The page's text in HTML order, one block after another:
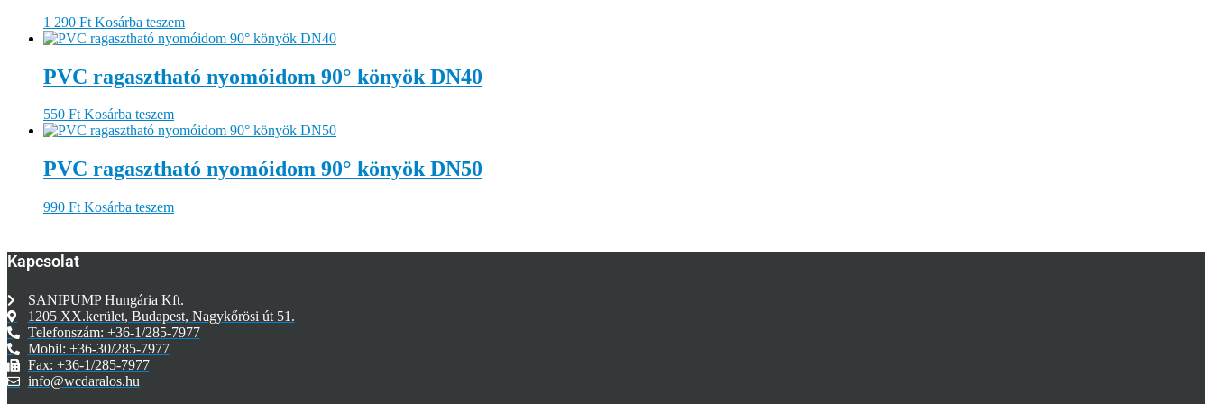
1 290 Ft Kosárba teszem
PVC ragasztható nyomóidom 90° könyök DN40
550 Ft Kosárba teszem
PVC ragasztható nyomóidom 90° könyök DN50
990 Ft Kosárba teszem
Kapcsolat
SANIPUMP Hungária Kft.
1205 XX.kerület, Budapest, Nagykőrösi út 51.
Telefonszám: +36-1/285-7977
Mobil: +36-30/285-7977
Fax: +36-1/285-7977
info@wcdaralos.hu